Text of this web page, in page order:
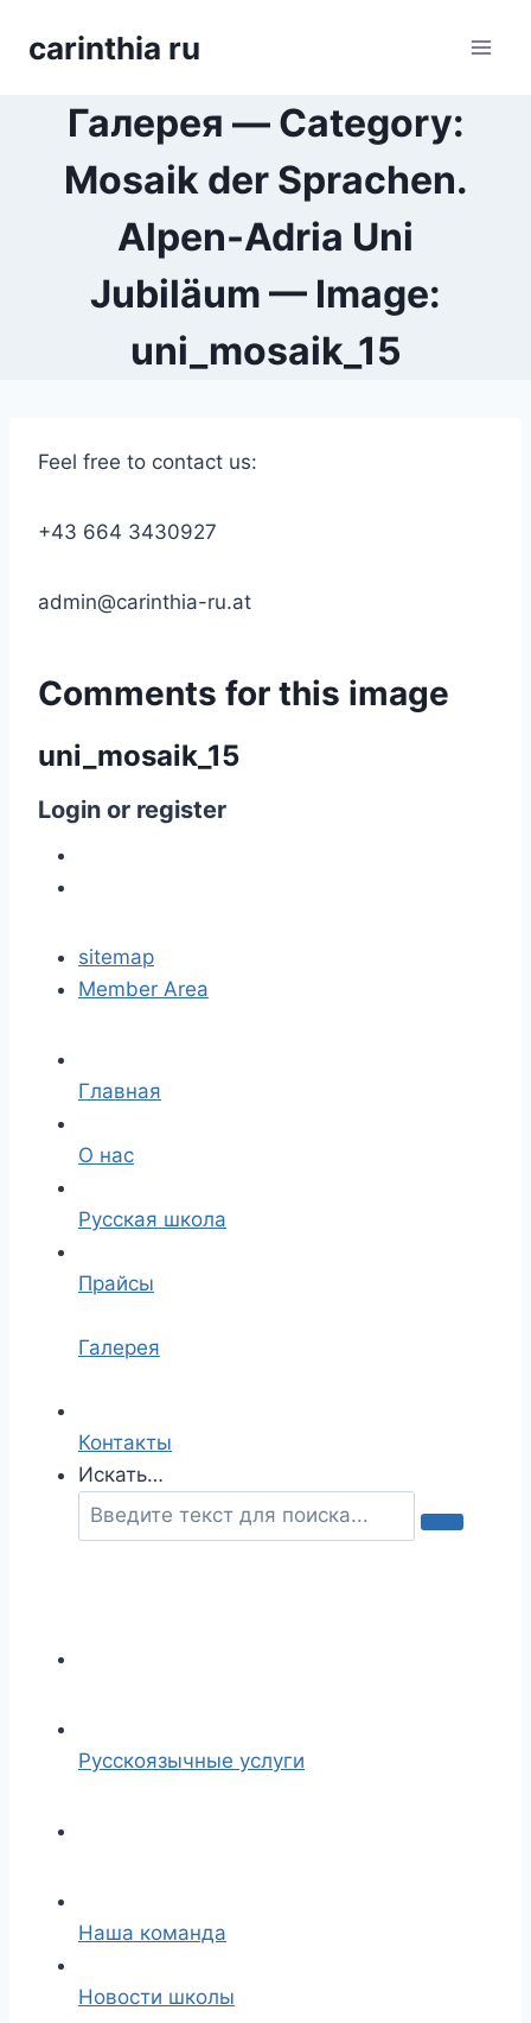
carinthia ru
Галерея — Category:
Mosaik der Sprachen.
Alpen-Adria Uni
Jubiläum — Image:
uni_mosaik_15
Feel free to contact us:
+43 664 3430927
admin@carinthia-ru.at
Comments for this image
uni_mosaik_15
Login or register
sitemap
Member Area
Главная
О нас
Русская школа
Прайсы
Галерея
Контакты
Искать…
Русскоязычные услуги
Наша команда
Новости школы